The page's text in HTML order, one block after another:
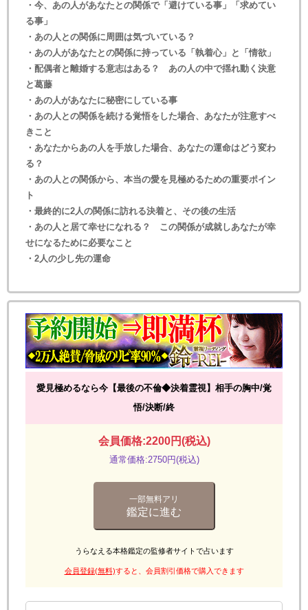
・今、あの人があなたとの関係で「避けている事」「求めてい
る事」
・あの人との関係に周囲は気づいている？
・あの人があなたとの関係に持っている「執着心」と「情欲」
・配偶者と離婚する意志はある？ あの人の中で揺れ動く決意
と葛藤
・あの人があなたに秘密にしている事
・あの人との関係を続ける覚悟をした場合、あなたが注意すべ
きこと
・あなたからあの人を手放した場合、あなたの運命はどう変わ
る？
・あの人との関係から、本当の愛を見極めるための重要ポイン
ト
・最終的に2人の関係に訪れる決着と、その後の生活
・あの人と居て幸せになれる？ この関係が成就しあなたが幸
せになるために必要なこと
・2人の少し先の運命
愛見極めるなら今【最後の不倫◆決着霊視】相手の胸中/覚
悟/決断/終
会員価格:2200円(税込)
通常価格:2750円(税込)
一部無料アリ
鑑定に進む
うらなえる本格鑑定の監修者サイトで占います
会員登録(無料)すると、会員割引価格で購入できます